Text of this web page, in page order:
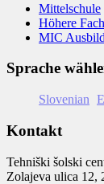
Mittelschule
Höhere
MIC
Sprache
Slovenian
Kontakt
Tehniški šolski
Zolajeva ulica 12,